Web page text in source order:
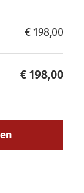
€ 198,00
€ 198,00